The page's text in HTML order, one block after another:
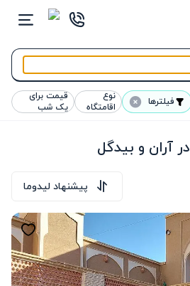
فیلترها نوع
اقامتگاه
قیمت برای
یک شب
آران و بیدگل
پیشنهاد لیدوما